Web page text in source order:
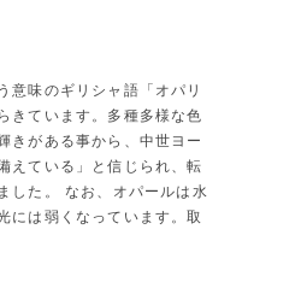
意味のギリシャ語「オパリ
きています。多種多様な色
きがある事から、中世ヨー
えている」と信じられ、転
した。 なお、オパールは水
には弱くなっています。取